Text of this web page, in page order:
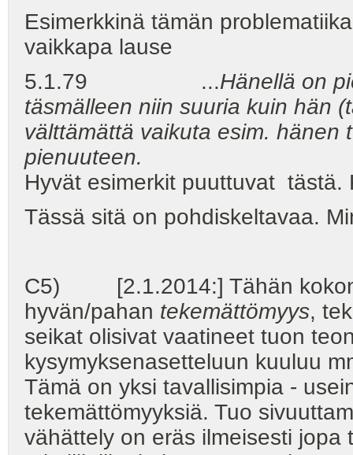
Esimerkkinä tämän
vaikkapa lause
5.1.79 ...Hänellä on
täsmälleen niin suuria kuin hän
välttämättä vaikuta esim. hänen
pienuuteen.
Hyvät esimerkit puuttuvat tästä.
Tässä sitä on pohdiskeltavaa.
C5) [2.1.2014:] Tähän
hyvän/pahan tekemättömyys,
seikat olisivat vaatineet tuon
kysymyksenasetteluun kuuluu
Tämä on yksi tavallisimpia -
tekemättömyyksiä. Tuo
vähättely on eräs ilmeisesti jopa